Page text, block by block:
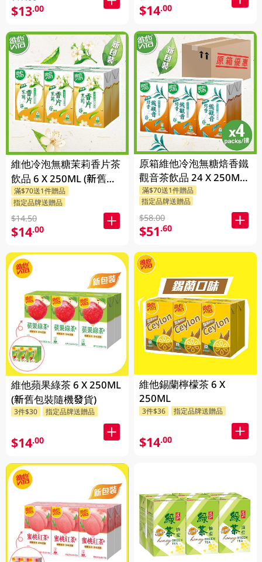
$13.00
維他冷泡無糖茉莉香片茶
飲品 6 X 250ML (新舊包
裝隨機發貨)
滿$70送1件贈品
指定品牌送贈品
$14.50
$14.00
維他蘋果綠茶 6 X 250ML
(新舊包裝隨機發貨)
3件$30 指定品牌送贈品
$14.00
$14.00
原箱維他冷泡無糖焙香鐵
觀音茶飲品 24 X 250ML
(新舊包裝隨機發貨)
滿$70送1件贈品
指定品牌送贈品
$58.00
$51.60
維他錫蘭檸檬茶 6 X
250ML
3件$36 指定品牌送贈品
$14.00